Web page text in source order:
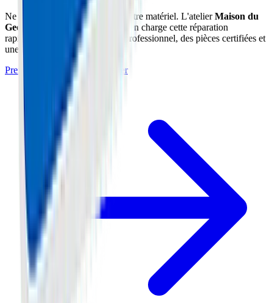
Ne prenez pas de risques avec votre matériel. L'atelierMaison du
Geek
situé à Cannes (06) prend en charge cette réparation
rapidement avec un diagnostic professionnel, des pièces certifiées et
une garantie de 1 an.
Prendre Rendez-vous à l'Atelier